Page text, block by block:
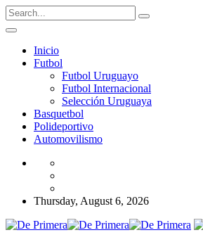
Inicio
Futbol
Futbol Uruguayo
Futbol Internacional
Selección Uruguaya
Basquetbol
Polideportivo
Automovilismo
Thursday, August 6, 2026